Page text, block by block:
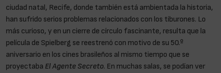
ciudad natal, Recife, donde también está ambientada la historia,
han sufrido serios problemas relacionados con los tiburones. Lo
más curioso, y en un cierre de círculo fascinante, resulta que la
película de Spielberg se reestrenó con motivo de su 50.º
aniversario en los cines brasileños al mismo tiempo que se
proyectaba El Agente Secreto. En muchas salas, se podían ver